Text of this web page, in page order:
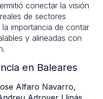
conectar la visión
de sectores
importancia de contar
y alineadas con
en Baleares
Alfaro Navarro,